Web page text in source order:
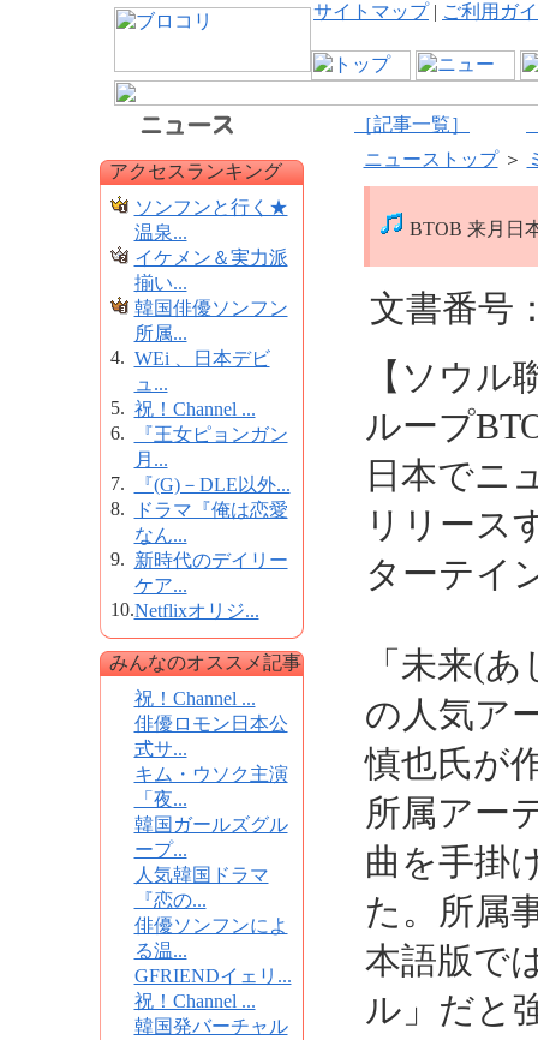
サイトマップ| ご利用ガ
［記事一覧］
アクセスランキング
ソンフンと行く★
温泉...
イケメン＆実力派
揃い...
韓国俳優ソンフン
所属...
4. WEi 、日本デビ
ュ...
5. 祝！Channel ...
6.
『王女ピョンガン
月...
7.
『(G)－DLE以外...
8.
ドラマ『俺は恋愛
なん...
9. 新時代のデイリー
ケア...
10.Netflixオリジ...
みんなのオススメ記事
祝！Channel ...
俳優ロモン日本公
式サ...
キム・ウソク主演
「夜...
韓国ガールズグル
ープ...
人気韓国ドラマ
『恋の...
俳優ソンフンによ
る温...
GFRIENDイェリ...
祝！Channel ...
韓国発バーチャル
ニューストップ＞
BTOB 来月日
文書番号
【ソウル
ループ
日本でニ
リリース
ターテイ
「未来(
の人気ア
慎也氏が
所属アー
曲を手掛
た。所属
本語版で
ル」だと